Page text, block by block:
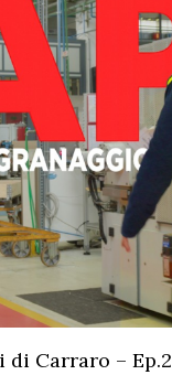
di Carraro – Ep.2